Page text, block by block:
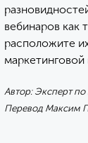
вебинаров как
расположите
Автор: Эксперт
Перевод Максим